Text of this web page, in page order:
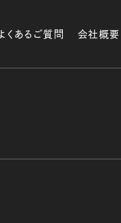
くあるご質問 会社概要